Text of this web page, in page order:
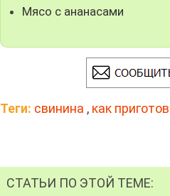
Мясо с ананасами
Теги: свинина , как
СТАТЬИ ПО ЭТОЙ ТЕМЕ: